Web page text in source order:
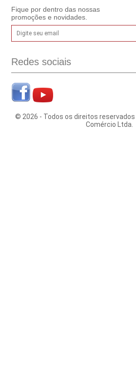
Fique por dentro das nossas
promoções e novidades.
Redes sociais
© 2026 - Todos os direitos
Comércio Ltda.